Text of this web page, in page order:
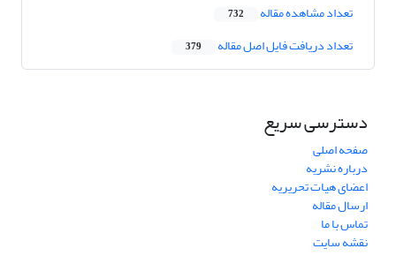
تعداد مشاهده مقاله 732
تعداد دریافت فایل اصل مقاله 379
دسترسی سریع
صفحه اصلی
درباره نشریه
اعضای هیات تحریریه
ارسال مقاله
تماس با ما
نقشه سایت